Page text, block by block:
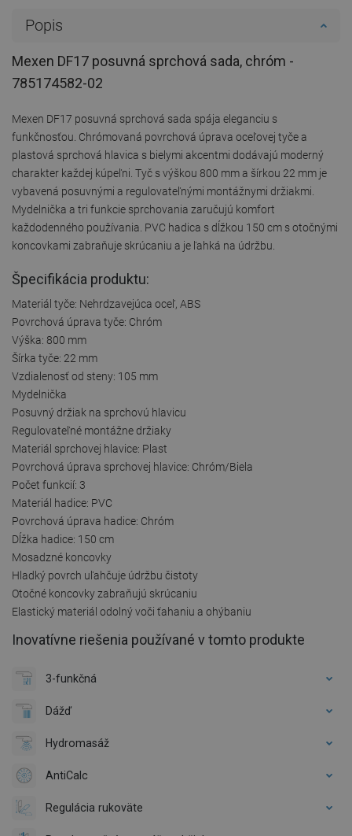
Popis
Mexen DF17 posuvná sprchová sada, chróm -
785174582-02
Mexen DF17 posuvná sprchová sada spája eleganciu s
funkčnosťou. Chrómovaná povrchová úprava oceľovej tyče a
plastová sprchová hlavica s bielymi akcentmi dodávajú moderný
charakter každej kúpeľni. Tyč s výškou 800 mm a šírkou 22 mm je
vybavená posuvnými a regulovateľnými montážnymi držiakmi.
Mydelnička a tri funkcie sprchovania zaručujú komfort
každodenného používania. PVC hadica s dĺžkou 150 cm s otočnými
koncovkami zabraňuje skrúcaniu a je ľahká na údržbu.
Špecifikácia produktu:
Materiál tyče: Nehrdzavejúca oceľ, ABS
Povrchová úprava tyče: Chróm
Výška: 800 mm
Šírka tyče: 22 mm
Vzdialenosť od steny: 105 mm
Mydelnička
Posuvný držiak na sprchovú hlavicu
Regulovateľné montážne držiaky
Materiál sprchovej hlavice: Plast
Povrchová úprava sprchovej hlavice: Chróm/Biela
Počet funkcií: 3
Materiál hadice: PVC
Povrchová úprava hadice: Chróm
Dĺžka hadice: 150 cm
Mosadzné koncovky
Hladký povrch uľahčuje údržbu čistoty
Otočné koncovky zabraňujú skrúcaniu
Elastický materiál odolný voči ťahaniu a ohýbaniu
Inovatívne riešenia používané v tomto produkte
3-funkčná
Dážď
Hydromasáž
AntiCalc
Regulácia rukoväte